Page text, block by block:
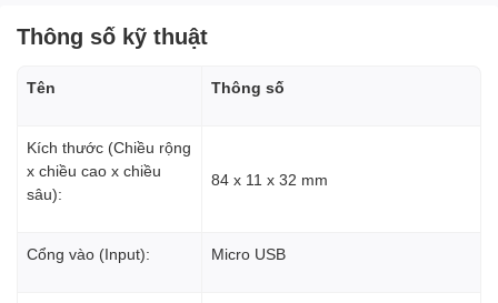
Thông số kỹ thuật
Tên Thông số
Kích thước (Chiều rộng
x chiều cao x chiều
sâu):
84 x 11 x 32 mm‎
Cổng vào (Input): Micro USB